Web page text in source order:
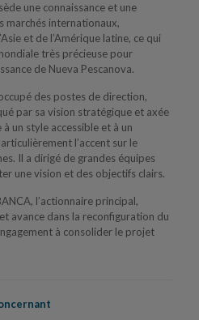
une connaissance et une
marchés internationaux,
et de l’Amérique latine, ce qui
très précieuse pour
de Nueva Pescanova.
des postes de direction,
par sa vision stratégique et axée
un style accessible et à un
l’accent sur le
Il a dirigé de grandes équipes
une vision et des objectifs clairs.
l’actionnaire principal,
avance dans la reconfiguration du
à consolider le projet